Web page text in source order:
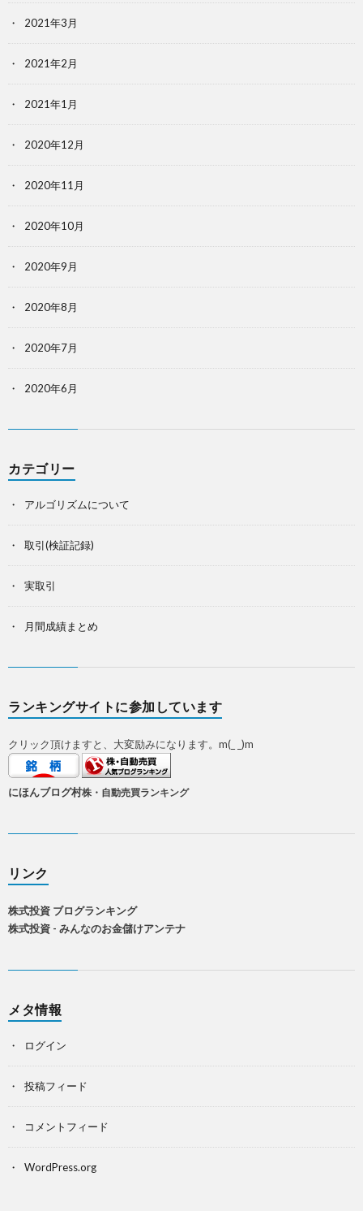
2021年3月
2021年2月
2021年1月
2020年12月
2020年11月
2020年10月
2020年9月
2020年8月
2020年7月
2020年6月
カテゴリー
アルゴリズムについて
取引(検証記録)
実取引
月間成績まとめ
ランキングサイトに参加しています
クリック頂けますと、大変励みになります。m(_ _)m
にほんブログ村株・自動売買ランキング
リンク
株式投資 ブログランキング
株式投資 - みんなのお金儲けアンテナ
メタ情報
ログイン
投稿フィード
コメントフィード
WordPress.org